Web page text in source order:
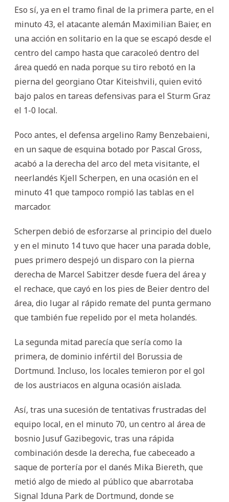
Eso sí, ya en el tramo final de la primera parte, en el
minuto 43, el atacante alemán Maximilian Baier, en
una acción en solitario en la que se escapó desde el
centro del campo hasta que caracoleó dentro del
área quedó en nada porque su tiro rebotó en la
pierna del georgiano Otar Kiteishvili, quien evitó
bajo palos en tareas defensivas para el Sturm Graz
el 1-0 local.
Poco antes, el defensa argelino Ramy Benzebaieni,
en un saque de esquina botado por Pascal Gross,
acabó a la derecha del arco del meta visitante, el
neerlandés Kjell Scherpen, en una ocasión en el
minuto 41 que tampoco rompió las tablas en el
marcador.
Scherpen debió de esforzarse al principio del duelo
y en el minuto 14 tuvo que hacer una parada doble,
pues primero despejó un disparo con la pierna
derecha de Marcel Sabitzer desde fuera del área y
el rechace, que cayó en los pies de Beier dentro del
área, dio lugar al rápido remate del punta germano
que también fue repelido por el meta holandés.
La segunda mitad parecía que sería como la
primera, de dominio infértil del Borussia de
Dortmund. Incluso, los locales temieron por el gol
de los austriacos en alguna ocasión aislada.
Así, tras una sucesión de tentativas frustradas del
equipo local, en el minuto 70, un centro al área de
bosnio Jusuf Gazibegovic, tras una rápida
combinación desde la derecha, fue cabeceado a
saque de portería por el danés Mika Biereth, que
metió algo de miedo al público que abarrotaba
Signal Iduna Park de Dortmund, donde se